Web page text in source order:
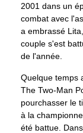
2001 dans un
combat avec
a embrassé
couple s'est
de l'année.
Quelque temps
The Two-Man
pourchasser le
à la
été battue.